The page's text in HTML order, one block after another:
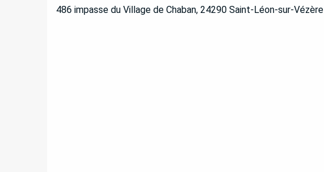
486 impasse du Village de Chaban, 24290 Saint-Léon-sur-Vézère